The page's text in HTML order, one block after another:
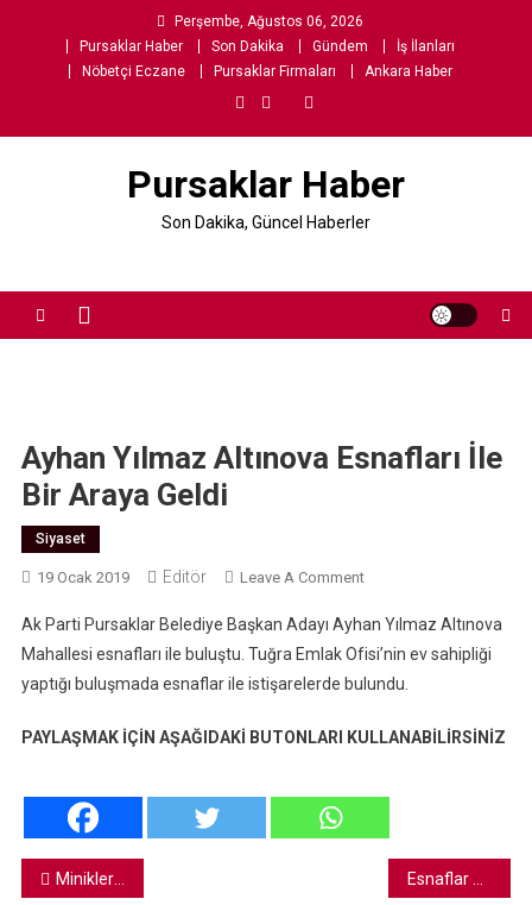
Perşembe, Ağustos 06, 2026
Pursaklar Haber
Son Dakika Gündem
İş İlanları
Nöbetçi Eczane
Pursaklar Firmaları Ankara Haber
Pursaklar Haber
Son Dakika, Güncel Haberler
Ayhan Yılmaz Altınova Esnafları İle
Bir Araya Geldi
Siyaset
19 Ocak 2019 Editör Leave A CommentOn
Yılmaz
Altınova
Esnafları
Bir
Geldi
Ak Parti Pursaklar Belediye Başkan Adayı Ayhan Yılmaz Altınova
Mahallesi esnafları ile buluştu. Tuğra Emlak Ofisi’nin ev sahipliği
yaptığı buluşmada esnaflar ile istişarelerde bulundu.
PAYLAŞMAK İÇİN AŞAĞIDAKİ BUTONLARI KULLANABİLİRSİNİZ
Yazı
Minikler Acil Durum Numaralarını Öğreniyor